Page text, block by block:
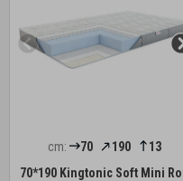
cm: 70 190
13
70*190 Kingtonic Soft Mini Roll